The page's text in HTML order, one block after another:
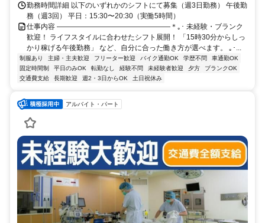
勤務時間詳細 以下のいずれかのシフトにて募集（週3日勤務） 午後勤
務（週3回） 平日：15:30〜20:30（実働5時間）
仕事内容 ――――――――――――――――＊｡･ 未経験・ブランク
歓迎！ ライフスタイルに合わせたシフト展開！ 「15時30分からしっ
かり稼げる午後勤務」 など、自分に合った働き方が選べます。 ｡･...
制服あり 主婦・主夫歓迎 フリーター歓迎 バイク通勤OK 学歴不問
車通勤OK
固定時間制
平日のみOK 転勤なし 経験不問 未経験者歓迎 夕方
ブランクOK
交通費支給
長期歓迎 週2・3日からOK 土日祝休み
アルバイト・パート